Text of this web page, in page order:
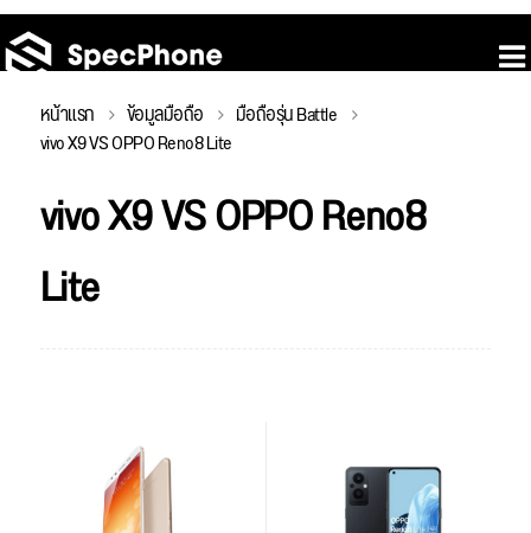
หน้าแรก ข้อมูลมือถือ มือถือรุ่น Battle
vivo X9 VS OPPO Reno8 Lite
vivo X9 VS OPPO Reno8
Lite